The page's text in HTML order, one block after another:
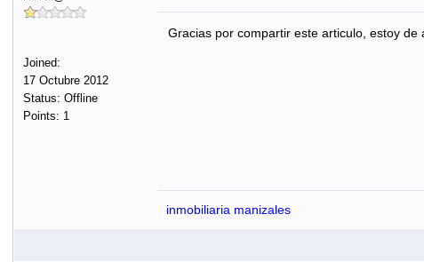
Joined:
17 Octubre 2012
Status: Offline
Points: 1
Gracias por compartir este articulo, estoy
inmobiliaria manizales